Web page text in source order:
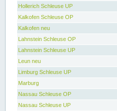
Hollerich Schleuse UP
Kalkofen Schleuse OP
Kalkofen neu
Lahnstein Schleuse OP
Lahnstein Schleuse UP
Leun neu
Limburg Schleuse UP
Marburg
Nassau Schleuse OP
Nassau Schleuse UP